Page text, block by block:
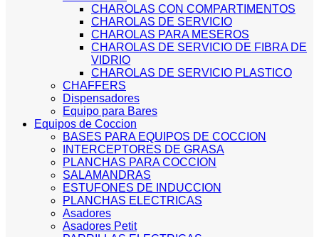
CHAROLAS CON COMPARTIMENTOS
CHAROLAS DE SERVICIO
CHAROLAS PARA MESEROS
CHAROLAS DE SERVICIO DE FIBRA DE
VIDRIO
CHAROLAS DE SERVICIO PLASTICO
CHAFFERS
Dispensadores
Equipo para Bares
Equipos de Coccion
BASES PARA EQUIPOS DE COCCION
INTERCEPTORES DE GRASA
PLANCHAS PARA COCCION
SALAMANDRAS
ESTUFONES DE INDUCCION
PLANCHAS ELECTRICAS
Asadores
Asadores Petit